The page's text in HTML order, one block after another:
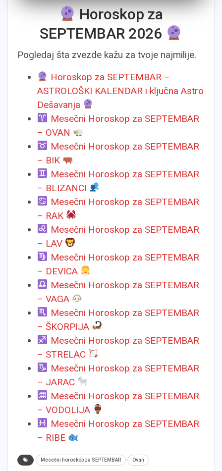
Horoskop za
SEPTEMBAR 2026
Pogledaj šta zvezde kažu za tvoje najmilije.
Horoskop za SEPTEMBAR –
ASTROLOŠKI KALENDAR i ključna Astro
Dešavanja
Mesečni Horoskop za SEPTEMBAR
– OVAN
Mesečni Horoskop za SEPTEMBAR
– BIK
Mesečni Horoskop za SEPTEMBAR
– BLIZANCI
Mesečni Horoskop za SEPTEMBAR
– RAK
Mesečni Horoskop za SEPTEMBAR
– LAV
Mesečni Horoskop za SEPTEMBAR
– DEVICA
Mesečni Horoskop za SEPTEMBAR
– VAGA
Mesečni Horoskop za SEPTEMBAR
– ŠKORPIJA
Mesečni Horoskop za SEPTEMBAR
– STRELAC
Mesečni Horoskop za SEPTEMBAR
– JARAC
Mesečni Horoskop za SEPTEMBAR
– VODOLIJA
Mesečni Horoskop za SEPTEMBAR
– RIBE
Mesečni horoskop za SEPTEMBAR Ovan